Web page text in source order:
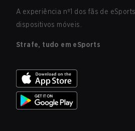
A experiência nº1 dos fãs de
dispositivos móveis.
Strafe, tudo em eSports